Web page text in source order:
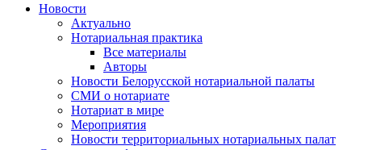
Новости
Актуально
Нотариальная практика
Все материалы
Авторы
Новости Белорусской нотариальной палаты
СМИ о нотариате
Нотариат в мире
Мероприятия
Новости территориальных нотариальных палат